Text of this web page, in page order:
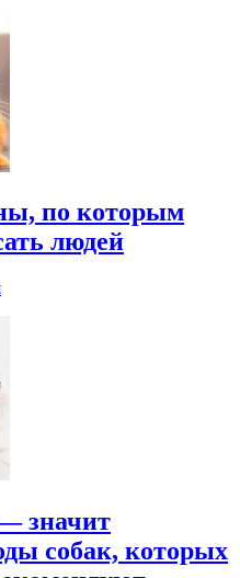
по которым
людей
значит
собак, которых